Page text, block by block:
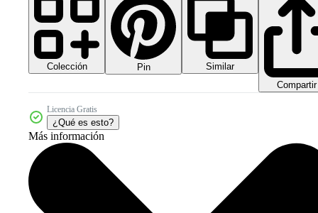
Colección Pin
Similar
Compartir
Licencia Gratis
¿Qué es esto?
Más información